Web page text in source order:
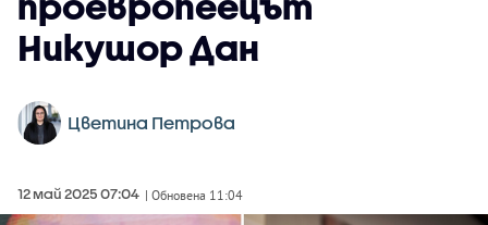
Никушор Дан
Цветина Петрова
12 май 2025 07:04 | Обновена 11:04